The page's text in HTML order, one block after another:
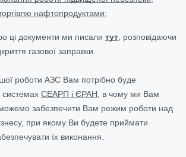
нафтопродуктами;
ці документи ми писали тут , розповідаючи
газової заправки.
роботи АЗС Вам потрібно буде
системах СЕАРП і ЄРАН , в чому ми Вам
забезпечити Вам режим роботи над
при якому Ви будете приймати
їх виконання.